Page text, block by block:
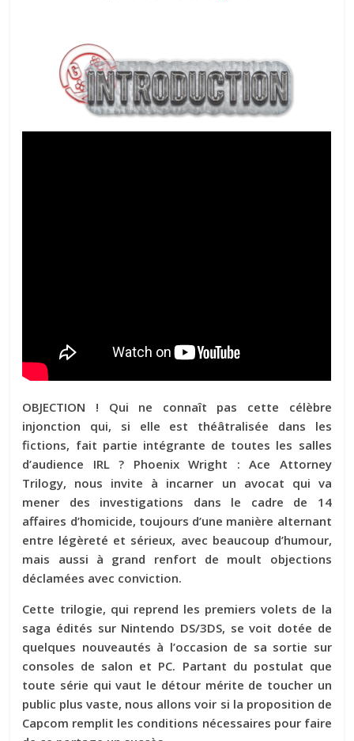
OBJECTION ! Qui ne connaît pas cette célèbre
injonction qui, si elle est théâtralisée dans les
fictions, fait partie intégrante de toutes les salles
d’audience IRL ? Phoenix Wright : Ace Attorney
Trilogy, nous invite à incarner un avocat qui va
mener des investigations dans le cadre de 14
affaires d’homicide, toujours d’une manière alternant
entre légèreté et sérieux, avec beaucoup d’humour,
mais aussi à grand renfort de moult objections
déclamées avec conviction.
Cette trilogie, qui reprend les premiers volets de la
saga édités sur Nintendo DS/3DS, se voit dotée de
quelques nouveautés à l’occasion de sa sortie sur
consoles de salon et PC. Partant du postulat que
toute série qui vaut le détour mérite de toucher un
public plus vaste, nous allons voir si la proposition de
Capcom remplit les conditions nécessaires pour faire